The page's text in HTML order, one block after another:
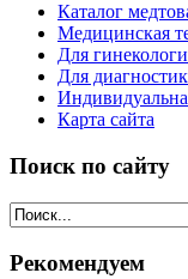
Каталог
Медицинская
Для
Для
Карта сайта
Поиск по сайту
Рекомендуем